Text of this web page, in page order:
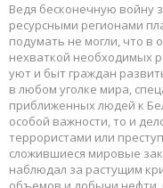
Ведя бесконечную войну
ресурсными регионами
подумать не могли, что в
нехваткой необходимых
уют и быт граждан
в любом уголке мира,
приближенных людей к
особой важности, то и
террористами или
сложившиеся мировые
наблюдал за растущим